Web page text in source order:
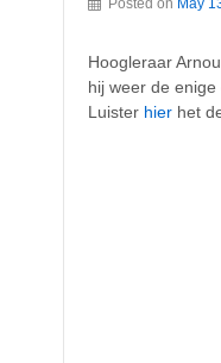
Posted on May
Hoogleraar
hij weer de
Luister hier het